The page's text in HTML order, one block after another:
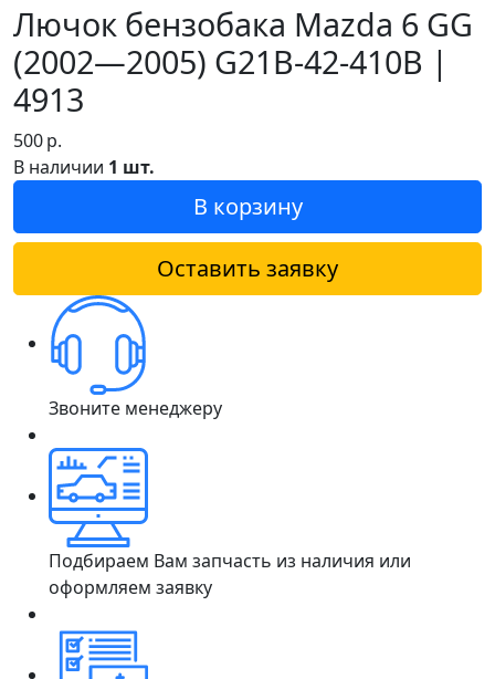
Лючок бензобака Mazda 6 GG
(2002—2005) G21B-42-410B |
4913
500р.
В наличии 1 шт.
В корзину
Оставить заявку
Звоните менеджеру
Подбираем Вам запчасть из наличия или
оформляем заявку